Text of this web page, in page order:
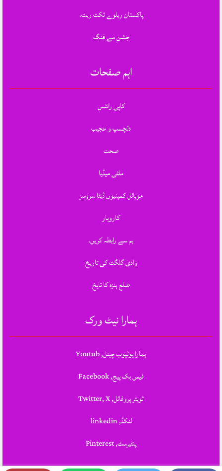
پاکستان ریلوے ٹکٹ ریٹ،
جشنِ مے فنگ
اہم صفحات
کاپی رائٹس
دلچسپ و عجیب
صحت
ملٹی میڈیا
موبائل کمپنیوں ڈیٹا سروسز
کاروبار
ہم سے رابطہ کریں.
وادی گلگت کی تاریخ
ضلع ہنزہ کا تایخ
ہمارا نیٹ ورک
ہمارا یوٹیوب چینل, Youtub
فیس بک پیج, Facebook
ٹویٹر پروفائل, Twitter, X
لنکڈ, linkedin
پنٹیرسٹ, Pinterest